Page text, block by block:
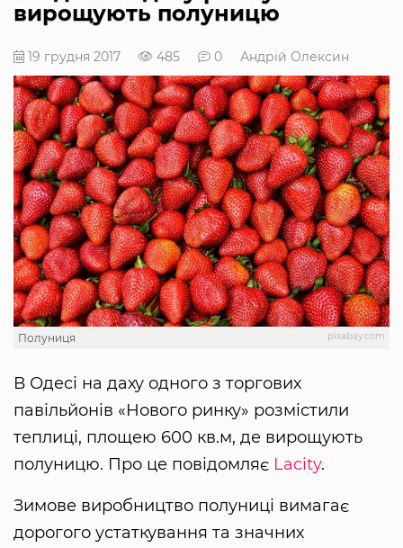
вирощують полуницю
19 грудня 2017 485 0 Андрій Олексин
pixabay.com
Полуниця
В Одесі на даху одного з торгових
павільйонів «Нового ринку» розмістили
теплиці, площею 600 кв.м, де вирощують
полуницю. Про це повідомляє Lacity.
Зимове виробництво полуниці вимагає
дорогого устаткування та значних